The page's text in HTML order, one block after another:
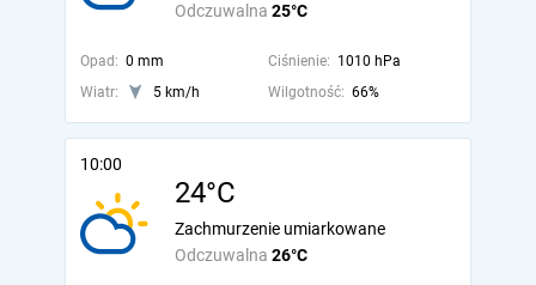
Odczuwalna 25°C
Opad: 0 mm Ciśnienie: 1010 hPa
Wiatr:
5 km/h Wilgotność: 66%
10:00
24°C
Odczuwalna 26°C
Zachmurzenie umiarkowane